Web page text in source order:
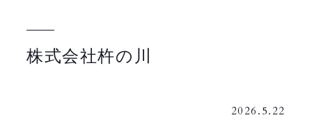
株式会社杵の川
2026.5.22